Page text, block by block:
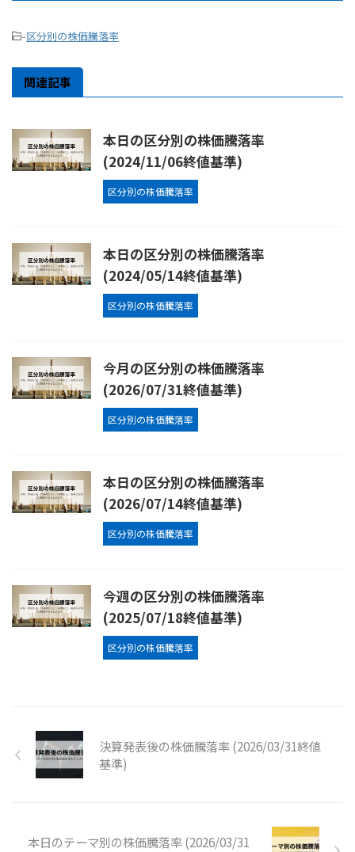
-区分別の株価騰落率
関連記事
本日の区分別の株価騰落率
(2024/11/06終値基準)
区分別の株価騰落率
本日の区分別の株価騰落率
(2024/05/14終値基準)
区分別の株価騰落率
今月の区分別の株価騰落率
(2026/07/31終値基準)
区分別の株価騰落率
本日の区分別の株価騰落率
(2026/07/14終値基準)
区分別の株価騰落率
今週の区分別の株価騰落率
(2025/07/18終値基準)
区分別の株価騰落率
決算発表後の株価騰落率 (2026/03/31終値
基準)
本日のテーマ別の株価騰落率 (2026/03/31